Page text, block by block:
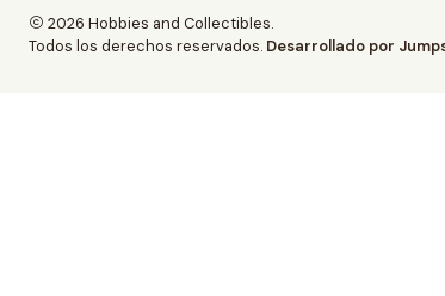
2026 Hobbies and Collectibles.
Todos los derechos reservados. Desarrollado por